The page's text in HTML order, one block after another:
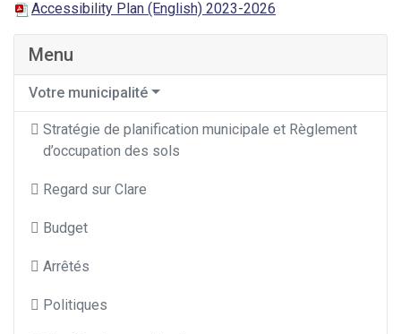
Accessibility Plan (English) 2023-2026
Menu
Votre municipalité
Stratégie de planification municipale et Règlement
d’occupation des sols
Regard sur Clare
Budget
Arrêtés
Politiques